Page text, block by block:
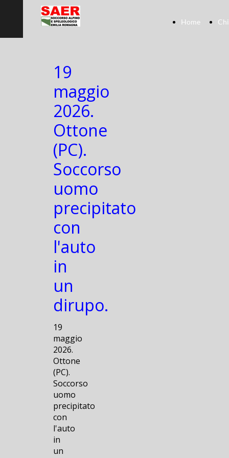
Home
19
maggio
2026.
Ottone
(PC).
Soccorso
uomo
precipitato
con
l'auto
in
un
dirupo.
19
maggio
2026.
Ottone
(PC).
Soccorso
uomo
precipitato
con
l'auto
in
un